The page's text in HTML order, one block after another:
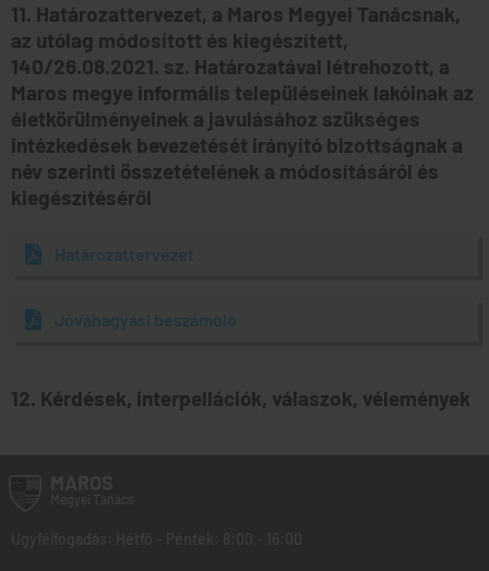
11. Határozattervezet, a Maros Megyei Tanácsnak,
az utólag módosított és kiegészített,
140/26.08.2021. sz. Határozatával létrehozott, a
Maros megye informális településeinek lakóinak az
életkörülményeinek a javulásához szükséges
intézkedések bevezetését irányító bizottságnak a
név szerinti összetételének a módosításáról és
kiegészítéséről
Határozattervezet
Jóváhagyási beszámoló
12. Kérdések, interpellációk, válaszok, vélemények